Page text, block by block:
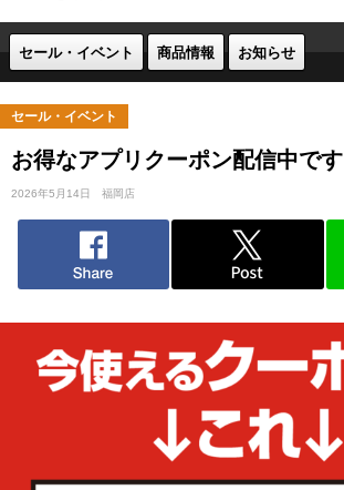
セール・イベント 商品情報 お知らせ
セール・イベント
お得なアプリクーポン配信中です
2026年5月14日 福岡店